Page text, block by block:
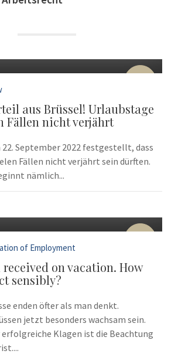
22
aus Brüssel! Urlaubstage
Fällen nicht verjährt
22. September 2022 festgestellt, dass
Fällen nicht verjährt sein dürften.
nämlich...
10
of Employment
on vacation. How
sensibly?
enden öfter als man denkt.
jetzt besonders wachsam sein.
Klagen ist die Beachtung